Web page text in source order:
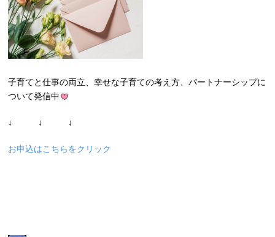
子育てと仕事の両立、幸せな子育ての考え方、パートナーシップに
ついて発信中
↓ ↓ ↓
お申込はこちらをクリック